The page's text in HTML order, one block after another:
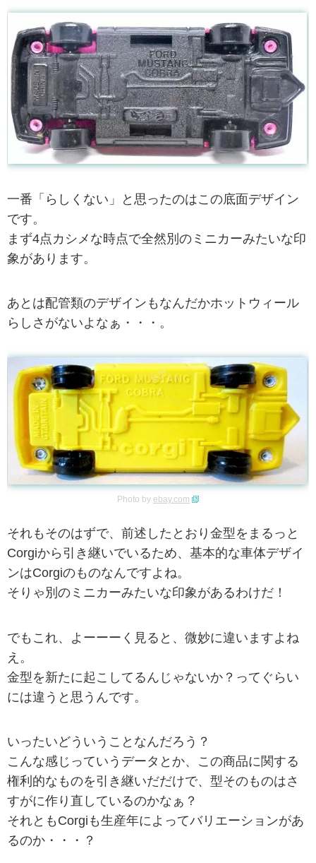
一番「らしくない」と思ったのはこの底面デザイン
です。
まず4点カシメな時点で全然別のミニカーみたいな印
象があります。
あとは配管類のデザインもなんだかホットウィール
らしさがないよなぁ・・・。
Photo by ebay.com
それもそのはずで、前述したとおり金型をまるっと
Corgiから引き継いでいるため、基本的な車体デザイ
ンはCorgiのものなんですよね。
そりゃ別のミニカーみたいな印象があるわけだ！
でもこれ、よーーーく見ると、微妙に違いますよね
え。
金型を新たに起こしてるんじゃないか？ってぐらい
には違うと思うんです。
いったいどういうことなんだろう？
こんな感じっていうデータとか、この商品に関する
権利的なものを引き継いだだけで、型そのものはさ
すがに作り直しているのかなぁ？
それともCorgiも生産年によってバリエーションがあ
るのか・・・？